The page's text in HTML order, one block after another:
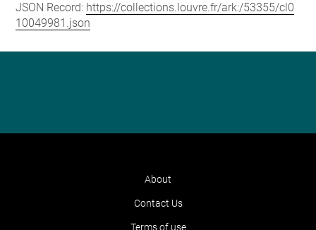
JSON Record: https://collections.louvre.fr/ark:/53355/cl0
10049981.json
About
Contact Us
Terms of use